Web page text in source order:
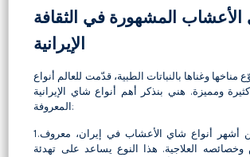
الأعشاب المشهورة في الثقافة
الإيرانية
مناخها وغناها بالنباتات الطبية، قدّمت للعالم أنواع
ومميزة. هني بنذكر أهم أنواع شاي الإيرانية
المعروفة:
1.شاي النعناع: من أشهر أنواع شاي الأعشاب في إيران، معروف
العلاجية. هذا النوع يساعد على تهدئة